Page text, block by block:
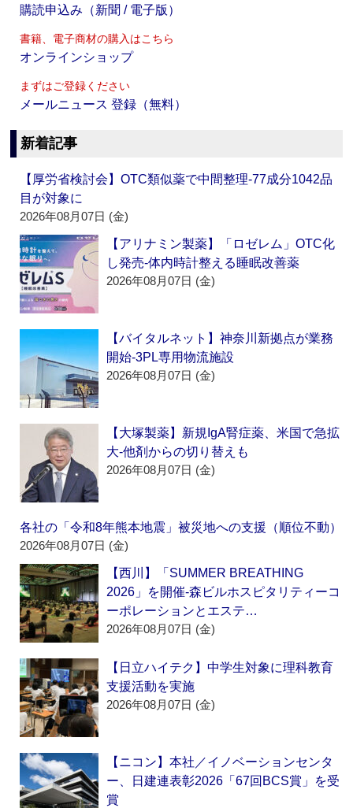
購読申込み（新聞 / 電子版）
書籍、電子商材の購入はこちら
オンラインショップ
まずはご登録ください
メールニュース 登録（無料）
新着記事
【厚労省検討会】OTC類似薬で中間整理‐77成分1042品
目が対象に
2026年08月07日 (金)
【アリナミン製薬】「ロゼレム」OTC化
し発売‐体内時計整える睡眠改善薬
2026年08月07日 (金)
【バイタルネット】神奈川新拠点が業務
開始‐3PL専用物流施設
2026年08月07日 (金)
【大塚製薬】新規IgA腎症薬、米国で急拡
大‐他剤からの切り替えも
2026年08月07日 (金)
各社の「令和8年熊本地震」被災地への支援（順位不動）
2026年08月07日 (金)
【西川】「SUMMER BREATHING
2026」を開催‐森ビルホスピタリティーコ
ーポレーションとエステ…
2026年08月07日 (金)
【日立ハイテク】中学生対象に理科教育
支援活動を実施
2026年08月07日 (金)
【ニコン】本社／イノベーションセンタ
ー、日建連表彰2026「67回BCS賞」を受
賞